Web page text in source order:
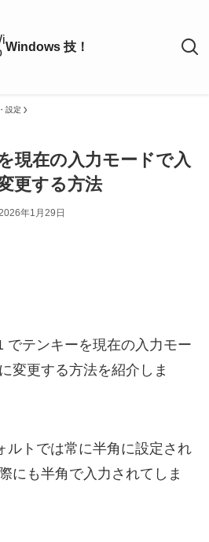
設定
現在の入力モードで入
更する方法
年1月29日
でテンキーを現在の入力モー
変更する方法を紹介しま
ルトでは常に半角に設定され
にも半角で入力されてしま